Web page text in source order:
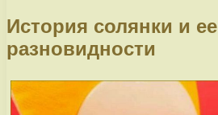
История солянки и ее
разновидности